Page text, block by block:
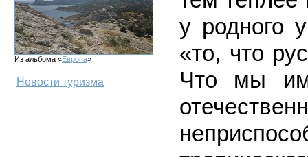
Из альбома «Европа»
Новости туризма
у родного
«то, что
Что мы